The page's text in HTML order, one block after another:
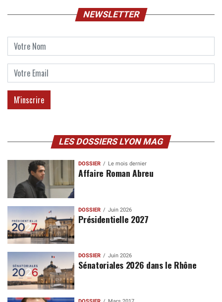
NEWSLETTER
LES DOSSIERS LYON MAG
DOSSIER Le mois dernier
Affaire Roman Abreu
DOSSIER Juin 2026
Présidentielle 2027
DOSSIER Juin 2026
Sénatoriales 2026 dans le Rhône